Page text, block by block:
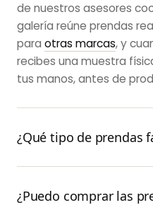
de nuestros asesores
galería reúne prendas
para otras marcas, y
recibes una muestra
tus manos, antes de
¿Qué tipo de prendas
¿Puedo comprar las